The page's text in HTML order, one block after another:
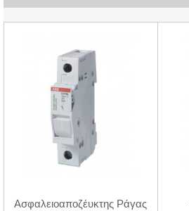
Ασφαλειοαποζέυκτης Ράγας